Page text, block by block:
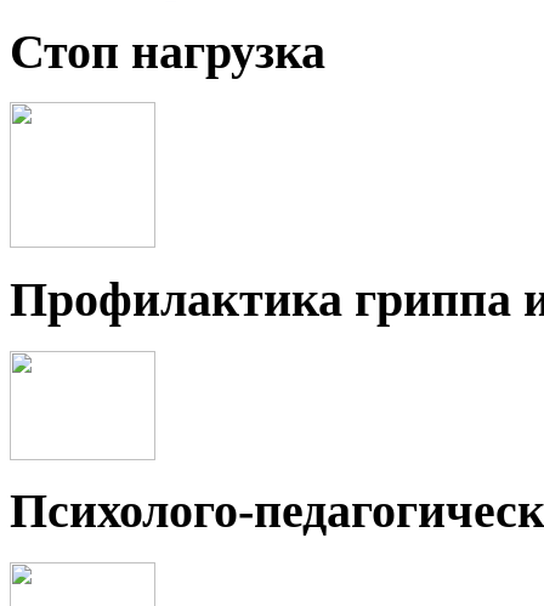
Стоп нагрузка
Профилактика
Психолого-